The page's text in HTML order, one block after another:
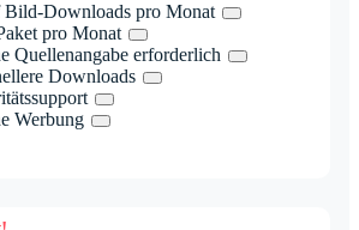
Bild-Downloads pro Monat
pro Monat
Quellenangabe erforderlich
Downloads
Werbung